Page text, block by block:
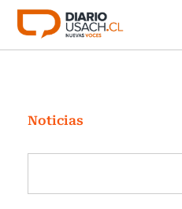
Click acá para ir
Investigación
Cultura
Programas Radio y TV
Noticias